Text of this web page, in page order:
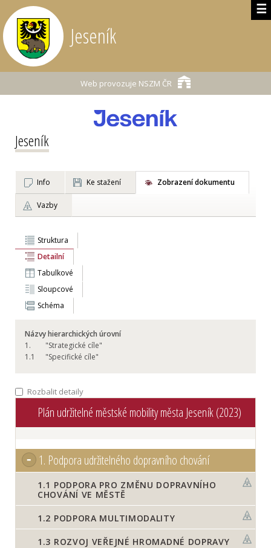
☰
Jeseník
Web provozuje NSZM ČR
Jeseník
Info Ke stažení Zobrazení dokumentu
Vazby
Struktura
Detailní
Tabulkové
Sloupcové
Schéma
Názvy hierarchických úrovní
1.
"Strategické cíle"
1.1 "Specifické cíle"
Rozbalit detaily
Plán udržitelné městské mobility města Jeseník (2023)
1. Podpora udržitelného dopravního chování
1.1 PODPORA PRO ZMĚNU DOPRAVNÍHO
CHOVÁNÍ VE MĚSTĚ
1.2 PODPORA MULTIMODALITY
1.3 ROZVOJ VEŘEJNÉ HROMADNÉ DOPRAVY